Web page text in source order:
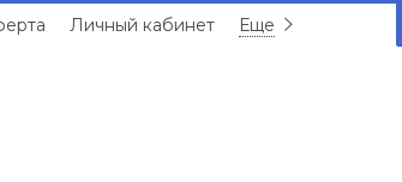
Личный кабинет Еще